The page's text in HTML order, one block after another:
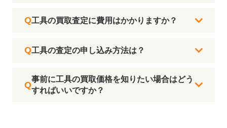
工具の買取査定に費用はかかりますか？
工具の査定の申し込み方法は？
事前に工具の買取価格を知りたい場合はどう
すればいいですか？